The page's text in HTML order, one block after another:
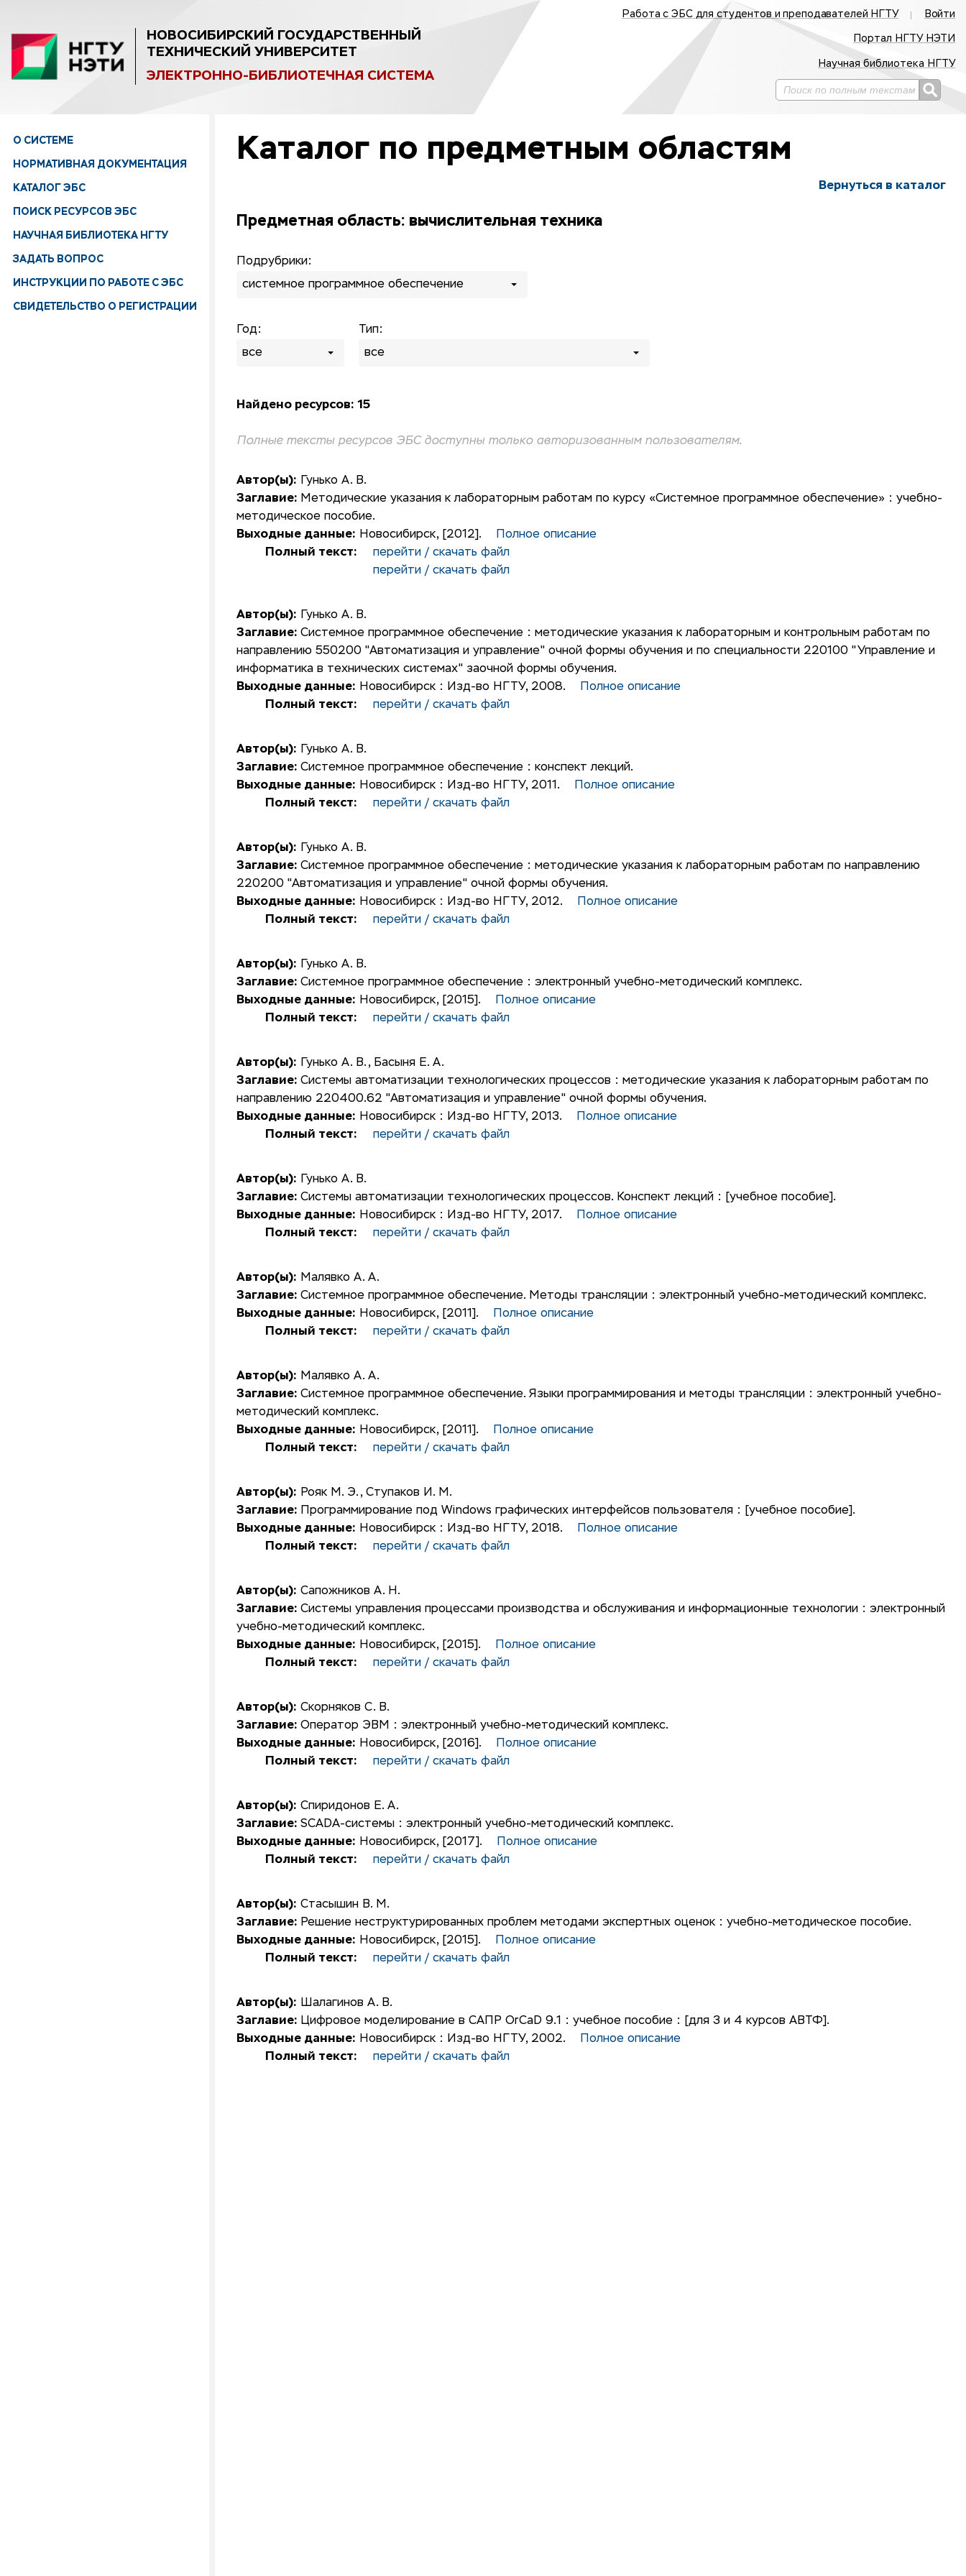
Работа с ЭБС для студентов и преподавателей НГТУ Войти
НОВОСИБИРСКИЙ ГОСУДАРСТВЕННЫЙ
ТЕХНИЧЕСКИЙ УНИВЕРСИТЕТ
ЭЛЕКТРОННО-БИБЛИОТЕЧНАЯ СИСТЕМА
Портал НГТУ НЭТИ
Научная библиотека НГТУ
О СИСТЕМЕ
НОРМАТИВНАЯ ДОКУМЕНТАЦИЯ
КАТАЛОГ ЭБС
ПОИСК РЕСУРСОВ ЭБС
НАУЧНАЯ БИБЛИОТЕКА НГТУ
ЗАДАТЬ ВОПРОС
ИНСТРУКЦИИ ПО РАБОТЕ С ЭБС
СВИДЕТЕЛЬСТВО О РЕГИСТРАЦИИ
Каталог по предметным областям
Вернуться в каталог
Предметная область: вычислительная техника
Подрубрики:
системное программное обеспечение
Год:
все
Тип:
все
Найдено ресурсов: 15
Полные тексты ресурсов ЭБС доступны только авторизованным пользователям.
Автор(ы):
Гунько А. В.
Заглавие: Методические указания к лабораторным работам по курсу «Системное программное обеспечение» : учебно-
методическое пособие.
Выходные данные: Новосибирск, [2012].
Полное описание
Полный текст:
перейти / скачать файл
перейти / скачать файл
Автор(ы):
Гунько А. В.
Заглавие: Системное программное обеспечение : методические указания к лабораторным и контрольным работам по
направлению 550200 "Автоматизация и управление" очной формы обучения и по специальности 220100 "Управление и
информатика в технических системах" заочной формы обучения.
Выходные данные: Новосибирск : Изд-во НГТУ, 2008.
Полное описание
Полный текст:
перейти / скачать файл
Автор(ы):
Гунько А. В.
Заглавие: Системное программное обеспечение : конспект лекций.
Выходные данные: Новосибирск : Изд-во НГТУ, 2011.
Полное описание
Полный текст:
перейти / скачать файл
Автор(ы):
Гунько А. В.
Заглавие: Системное программное обеспечение : методические указания к лабораторным работам по направлению
220200 "Автоматизация и управление" очной формы обучения.
Выходные данные: Новосибирск : Изд-во НГТУ, 2012.
Полное описание
Полный текст:
перейти / скачать файл
Автор(ы):
Гунько А. В.
Заглавие: Системное программное обеспечение : электронный учебно-методический комплекс.
Выходные данные: Новосибирск, [2015].
Полное описание
Полный текст:
перейти / скачать файл
Автор(ы): Гунько А. В. , Басыня Е. А.
Заглавие: Системы автоматизации технологических процессов : методические указания к лабораторным работам по
направлению 220400.62 "Автоматизация и управление" очной формы обучения.
Выходные данные: Новосибирск : Изд-во НГТУ, 2013.
Полное описание
Полный текст:
перейти / скачать файл
Автор(ы):
Гунько А. В.
Заглавие: Системы автоматизации технологических процессов. Конспект лекций : [учебное пособие].
Выходные данные: Новосибирск : Изд-во НГТУ, 2017.
Полное описание
Полный текст:
перейти / скачать файл
Автор(ы): Малявко А. А.
Заглавие: Системное программное обеспечение. Методы трансляции : электронный учебно-методический комплекс.
Выходные данные: Новосибирск, [2011].
Полное описание
Полный текст:
перейти / скачать файл
Автор(ы): Малявко А. А.
Заглавие: Системное программное обеспечение. Языки программирования и методы трансляции : электронный учебно-
методический комплекс.
Выходные данные: Новосибирск, [2011].
Полное описание
Полный текст:
перейти / скачать файл
Автор(ы): Рояк М. Э. , Ступаков И. М.
Заглавие:
Программирование под Windows графических интерфейсов пользователя : [учебное пособие].
Выходные данные: Новосибирск : Изд-во НГТУ, 2018.
Полное описание
Полный текст:
перейти / скачать файл
Автор(ы): Сапожников А. Н.
Заглавие: Системы управления процессами производства и обслуживания и информационные технологии : электронный
учебно-методический комплекс.
Выходные данные: Новосибирск, [2015].
Полное описание
Полный текст:
перейти / скачать файл
Автор(ы): Скорняков С. В.
Заглавие: Оператор ЭВМ : электронный учебно-методический комплекс.
Выходные данные: Новосибирск, [2016].
Полное описание
Полный текст:
перейти / скачать файл
Автор(ы): Спиридонов Е. А.
Заглавие: SCADA-системы : электронный учебно-методический комплекс.
Выходные данные: Новосибирск, [2017].
Полное описание
Полный текст:
перейти / скачать файл
Автор(ы): Стасышин В. М.
Заглавие: Решение неструктурированных проблем методами экспертных оценок : учебно-методическое пособие.
Выходные данные: Новосибирск, [2015].
Полное описание
Полный текст:
перейти / скачать файл
Автор(ы): Шалагинов А. В.
Заглавие: Цифровое моделирование в САПР OrСaD 9.1 : учебное пособие : [для 3 и 4 курсов АВТФ].
Выходные данные: Новосибирск : Изд-во НГТУ, 2002.
Полное описание
Полный текст:
перейти / скачать файл